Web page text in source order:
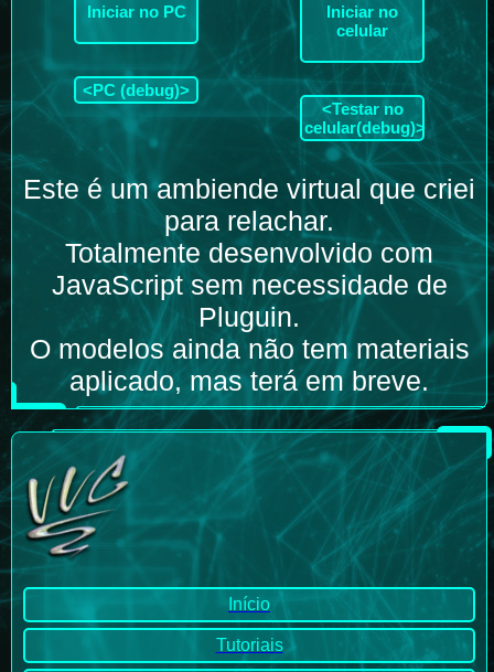
Iniciar no PC
<PC (debug)>
Iniciar no
celular
<Testar no
celular(debug)>
Este é um ambiende virtual que criei
para relachar.
Totalmente desenvolvido com
JavaScript sem necessidade de
Pluguin.
O modelos ainda não tem materiais
aplicado, mas terá em breve.
Início
Tutoriais